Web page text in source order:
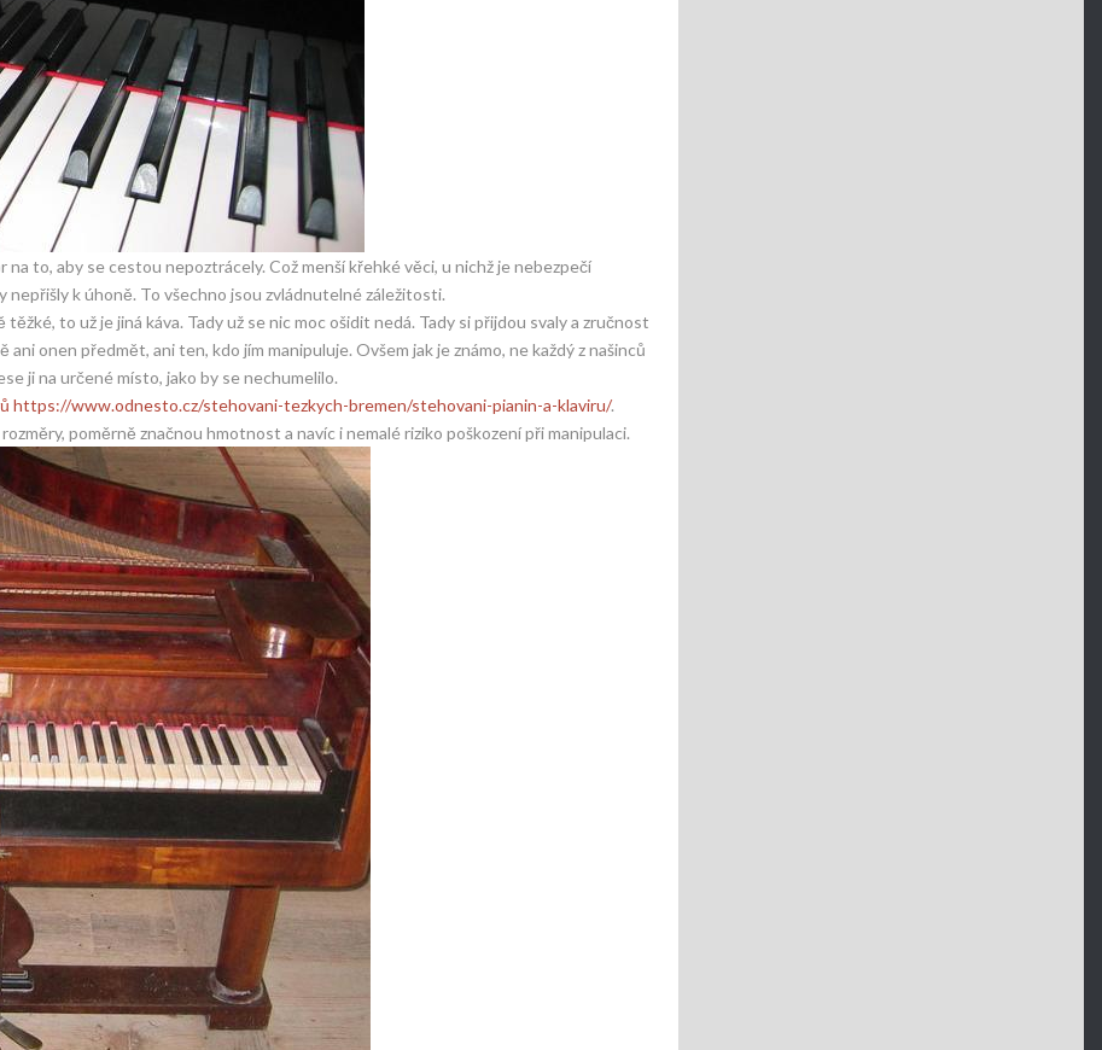
to, aby se cestou nepoztrácely. Což menší křehké věci, u nichž je nebezpečí
k úhoně. To všechno jsou zvládnutelné záležitosti.
to už je jiná káva. Tady už se nic moc ošidit nedá. Tady si přijdou svaly a zručnost
onen předmět, ani ten, kdo jím manipuluje. Ovšem jak je známo, ne každý z našinců
ji na určené místo, jako by se nechumelilo.
https://www.odnesto.cz/stehovani-tezkych-bremen/stehovani-pianin-a-klaviru/.
poměrně značnou hmotnost a navíc i nemalé riziko poškození při manipulaci.